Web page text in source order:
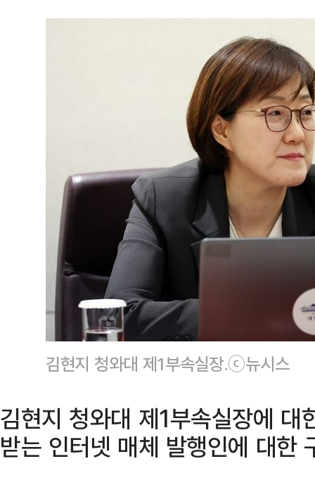
김현지 청와대 제1부속실장.ⓒ뉴시스
김현지 청와대 제1부속실장에
받는 인터넷 매체 발행인에 대한